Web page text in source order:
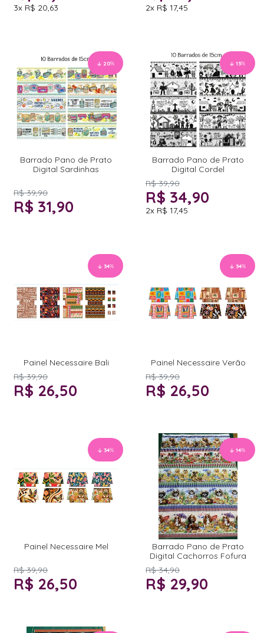
3x R$ 20,63 2x R$ 17,45
20%
Barrado Pano de Prato
Digital Sardinhas
R$ 39,90
R$ 31,90
13%
Barrado Pano de Prato
Digital Cordel
R$ 39,90
R$ 34,90
2x R$ 17,45
34%
Painel Necessaire Bali
R$ 39,90
R$ 26,50
34%
Painel Necessaire Verão
R$ 39,90
R$ 26,50
34%
Painel Necessaire Mel
R$ 39,90
R$ 26,50
14%
Barrado Pano de Prato
Digital Cachorros Fofura
R$ 34,90
R$ 29,90